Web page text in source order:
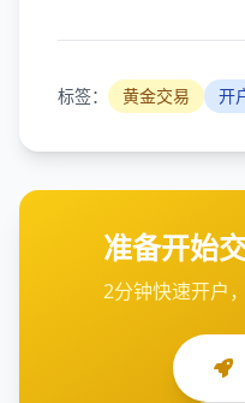
标签： 黄金交易 开
准备开始
2分钟快速开户